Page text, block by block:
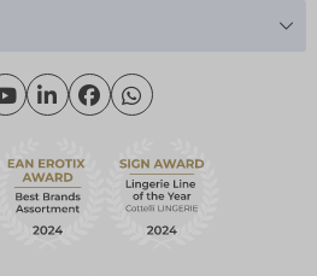
09:00 - 16:00 Uhr
09:00 - 15:00 Uhr
Kontakt
Fragen
über uns
eroFame